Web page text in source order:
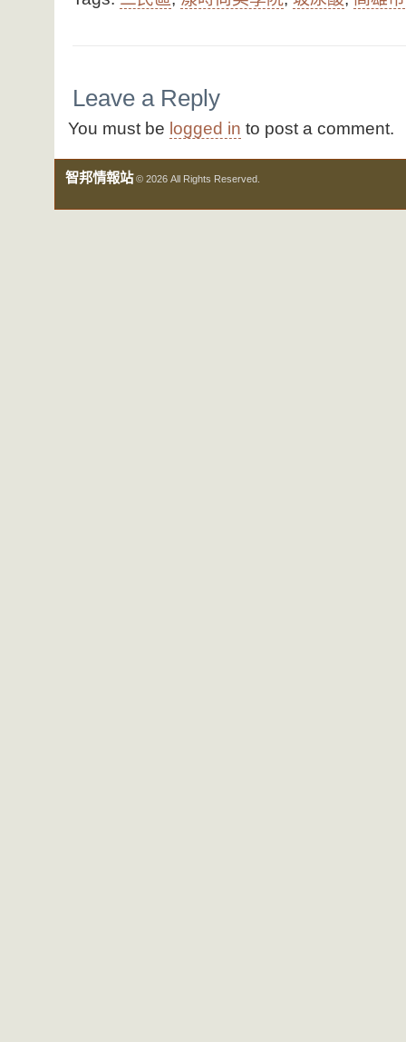
Leave a Reply
You must be logged in to post a comment.
智邦情報站© 2026 All Rights Reserved.